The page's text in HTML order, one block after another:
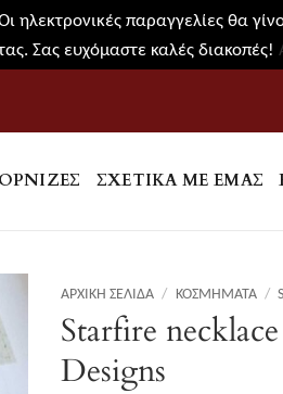
παραγγελίες θα
Σας ευχόμαστε καλές διακοπές!
ΣΧΕΤΙΚΑ ΜΕ ΕΜΑΣ
ΑΡΧΙΚΉ ΣΕΛΊΔΑ / ΚΟΣΜΉΜΑΤΑ /
Starfire
Designs